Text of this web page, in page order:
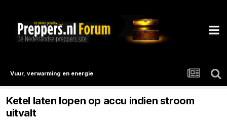
Vuur, verwarming en energie
Ketel laten lopen op accu indien stroom
uitvalt